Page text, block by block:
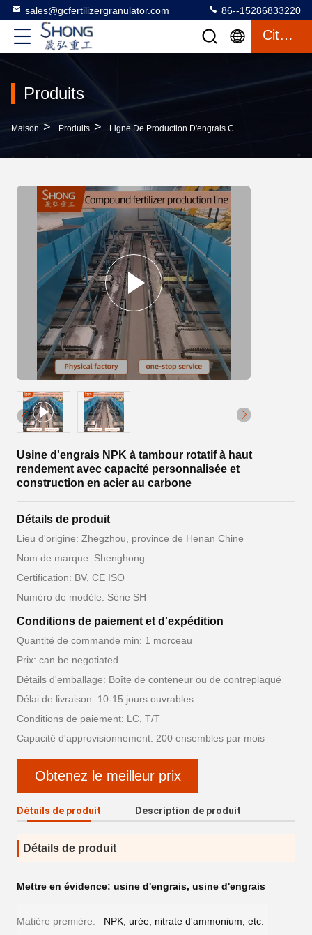
sales@gcfertilizergranulator.com 86--15286833220
Citation
Produits
Maison > Produits > Ligne De Production D'engrais Composés
Usine d'engrais NPK à tambour rotatif à haut
rendement avec capacité personnalisée et
construction en acier au carbone
Détails de produit
Lieu d'origine: Zhegzhou, province de Henan Chine
Nom de marque: Shenghong
Certification: BV, CE ISO
Numéro de modèle: Série SH
Conditions de paiement et d'expédition
Quantité de commande min: 1 morceau
Prix: can be negotiated
Détails d'emballage: Boîte de conteneur ou de contreplaqué
Délai de livraison: 10-15 jours ouvrables
Conditions de paiement: LC, T/T
Capacité d'approvisionnement: 200 ensembles par mois
Obtenez le meilleur prix
Détails de produit Description de produit
Détails de produit
Mettre en évidence: usine d'engrais, usine d'engrais
Matière première: NPK, urée, nitrate d'ammonium, etc.